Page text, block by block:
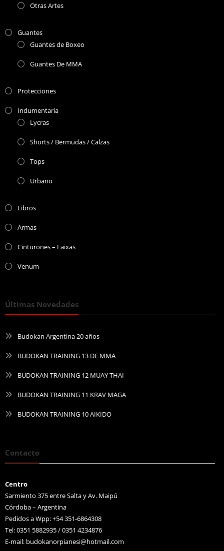
Otras Artes
Guantes
Guantes de Boxeo
Guantes De MMA
Protecciones
Indumentaria
Lycras
Shorts / Bermudas / Calzas
Tops
Urbano
Libros
Armas
Cinturones – Faixas
Venum
Últimas Novedades
Budokan Argentina 20 años
BUDOKAN TRAINING 13 DE MMA
BUDOKAN TRAINING 12 MUAY THAI
BUDOKAN TRAINING 11 KRAV MAGA
BUDOKAN TRAINING 10 AIKIDO
Contacto
Centro
Sarmiento 375 entre Salta y Av. Maipú
Córdoba – Argentina
Pedidos a Wpp: +54 351-6864308
Tel: 0351 5882935 / 0351 4234876
E-mail: budokanorpianesi@hotmail.com